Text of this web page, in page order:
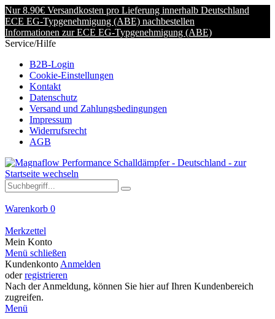
Nur 8.90€ Versandkosten pro Lieferung innerhalb Deutschland
ECE EG-Typgenehmigung (ABE) nachbestellen
Informationen zur ECE EG-Typgenehmigung (ABE)
Service/Hilfe
B2B-Login
Cookie-Einstellungen
Kontakt
Datenschutz
Versand und Zahlungsbedingungen
Impressum
Widerrufsrecht
AGB
Warenkorb 0
Merkzettel
Mein Konto
Menü schließen
Kundenkonto Anmelden
oderregistrieren
Nach der Anmeldung, können Sie hier auf Ihren Kundenbereich
zugreifen.
Menü